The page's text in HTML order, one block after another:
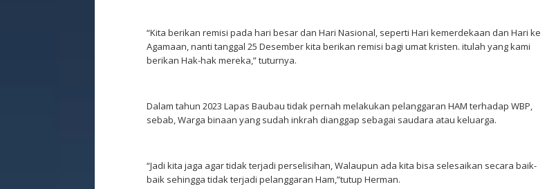
“Kita berikan remisi pada hari besar dan Hari Nasional, seperti Hari kemerdekaan dan Hari ke
Agamaan, nanti tanggal 25 Desember kita berikan remisi bagi umat kristen. itulah yang kami
berikan Hak-hak mereka,” tuturnya.
Dalam tahun 2023 Lapas Baubau tidak pernah melakukan pelanggaran HAM terhadap WBP,
sebab, Warga binaan yang sudah inkrah dianggap sebagai saudara atau keluarga.
“Jadi kita jaga agar tidak terjadi perselisihan, Walaupun ada kita bisa selesaikan secara baik-
baik sehingga tidak terjadi pelanggaran Ham,”tutup Herman.